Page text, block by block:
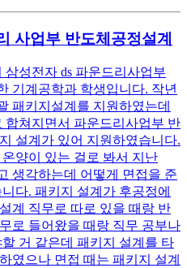
사업부 반도체공정설계
성전자 ds 파운드리사업부
기계공학과 학생입니다. 작년
패키지설계를 지원하였는데
합쳐지면서 파운드리사업부 반
설계가 있어 지원하였습니다.
양이 있는 걸로 봐서 지난
생각하는데 어떻게 면접을 준
다. 패키지 설계가 후공정에
계 직무로 따로 있을 때랑 반
로 들어왔을 때랑 직무 공부나
거 같은데 패키지 설계를 타
였으나 면접 때는 패키지 설계